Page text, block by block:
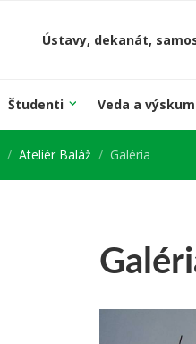
Ústavy, dekanát,
Študenti Veda a výskum
Ateliér Baláž Galéria